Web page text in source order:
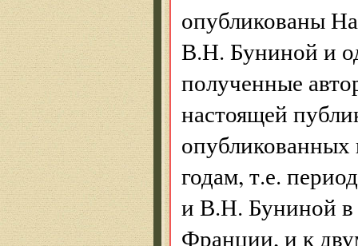
опубликованы
В.Н. Буниной и
полученные
настоящей
опубликованных
годам, т.е.
и В.Н. Буниной в
Франции, и к